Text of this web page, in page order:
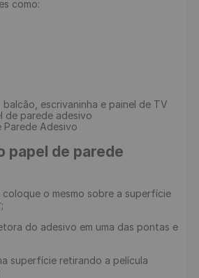
como:
balcão, escrivaninha e painel de TV
papel de parede
coloque o mesmo sobre a superfície
do adesivo em uma das pontas e
superfície retirando a película